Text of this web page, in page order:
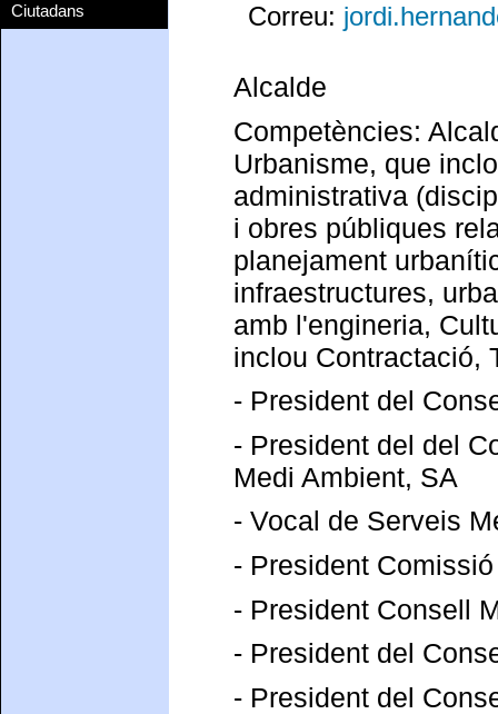
Ciutadans
Correu:
Alcalde
Competències:
Urbanisme, que
administrativa
i obres públiques
planejament
infraestructures,
amb l'engineria,
inclou Contractació,
- President del
- President del del
Medi Ambient, SA
- Vocal de Serveis
- President
- President Consell
- President del
- President del